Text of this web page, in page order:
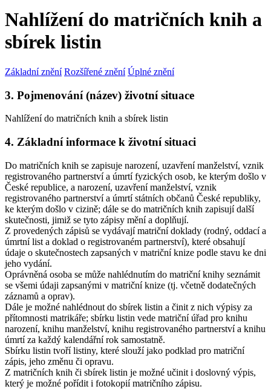
Nahlížení do matričních knih a
sbírek listin
Základní znění Rozšířené znění Úplné znění
3. Pojmenování (název) životní situace
Nahlížení do matričních knih a sbírek listin
4. Základní informace k životní situaci
Do matričních knih se zapisuje narození, uzavření manželství, vznik
registrovaného partnerství a úmrtí fyzických osob, ke kterým došlo v
České republice, a narození, uzavření manželství, vznik
registrovaného partnerství a úmrtí státních občanů České republiky,
ke kterým došlo v cizině; dále se do matričních knih zapisují další
skutečnosti, jimiž se tyto zápisy mění a doplňují.
Z provedených zápisů se vydávají matriční doklady (rodný, oddací a
úmrtní list a doklad o registrovaném partnerství), které obsahují
údaje o skutečnostech zapsaných v matriční knize podle stavu ke dni
jeho vydání.
Oprávněná osoba se může nahlédnutím do matriční knihy seznámit
se všemi údaji zapsanými v matriční knize (tj. včetně dodatečných
záznamů a oprav).
Dále je možné nahlédnout do sbírek listin a činit z nich výpisy za
přítomnosti matrikáře; sbírku listin vede matriční úřad pro knihu
narození, knihu manželství, knihu registrovaného partnerství a knihu
úmrtí za každý kalendářní rok samostatně.
Sbírku listin tvoří listiny, které slouží jako podklad pro matriční
zápis, jeho změnu či opravu.
Z matričních knih či sbírek listin je možné učinit i doslovný výpis,
který je možné pořídit i fotokopií matričního zápisu.